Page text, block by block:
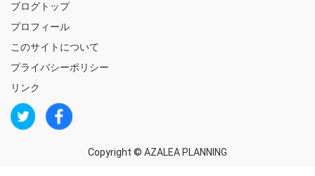
ブログトップ
プロフィール
このサイトについて
プライバシーポリシー
リンク
Copyright © AZALEA PLANNING